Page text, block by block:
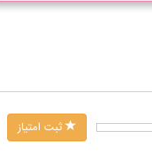
ثبت امتیاز